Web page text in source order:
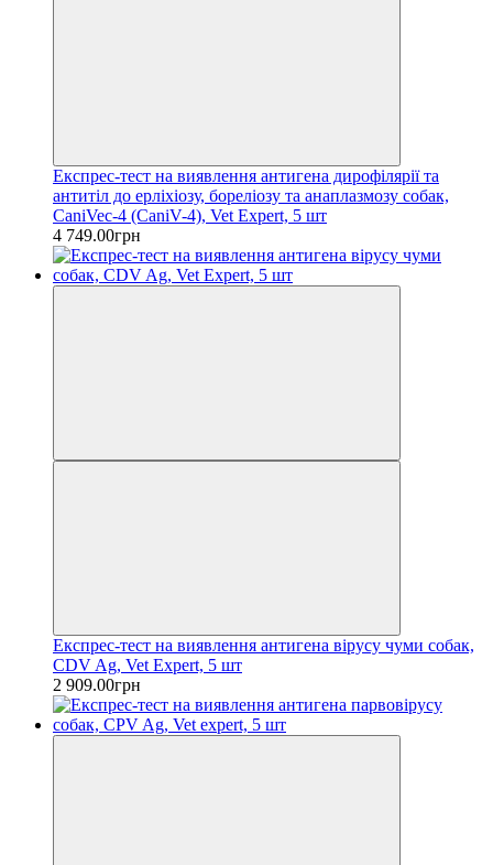
Експрес-тест на виявлення антигена дирофілярії та
антитіл до ерліхіозу, бореліозу та анаплазмозу собак,
CaniVec-4 (CaniV-4), Vet Expert, 5 шт
4 749.00грн
Експрес-тест на виявлення антигена вірусу чуми собак,
CDV Ag, Vet Expert, 5 шт
2 909.00грн